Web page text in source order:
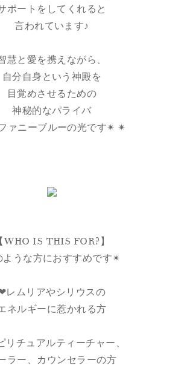
ポートをしてくれると
言われています♪
慧と愛を携えながら、
自分自身という神殿を
目覚めさせるための
神秘的なパライバ
ァニーブルーの光です✴︎ ✴︎
【WHO IS THIS FOR?】
ような方におすすめです✴︎
レムリアやシリウスの
ネルギーに惹かれる方
リチュアルティーチャー、
ラー、カウンセラーの方